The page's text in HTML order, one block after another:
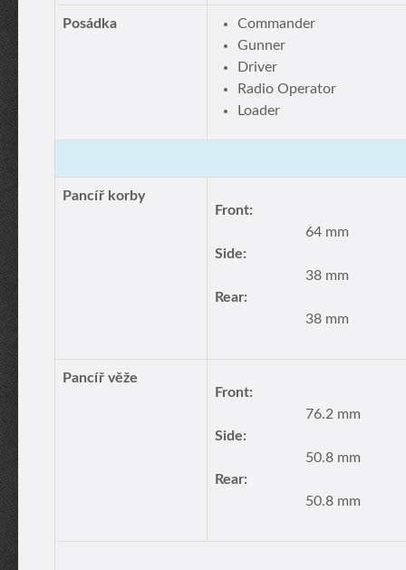
Posádka
Commander
Gunner
Driver
Radio Operator
Loader
Pancíř korby
Front:
64 mm
Side:
38 mm
Rear:
38 mm
Pancíř věže
Front:
76.2 mm
Side:
50.8 mm
Rear:
50.8 mm